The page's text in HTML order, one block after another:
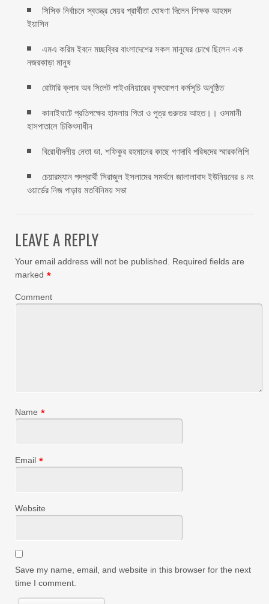
সিসিক নির্বাচনে স্বতন্ত্র মেয়র প্রার্থীতা ঘোষণা দিলেন শিক্ষক আহমদ
ইয়াসিন
এমএ করিম ইবনে মচ্ছব্বির বাংলাদেশের সকল মানুষের চোখে ছিলেন এক
নজরকাড়া মানুষ ‎
রোটারি ক্লাব অব সিলেট পাইওনিয়ারের বৃক্ষরোপণ কর্মসূচি অনুষ্ঠিত
কানাইঘাটে প্রতিপক্ষের হামলায় পিতা ও পুত্র গুরুতর আহত।। ওসমানী
হাসপাতালে চিকিৎসাধীন
বিরোধীদলীয় নেতা ডা. শফিকুর রহমানের কাছে গণদাবি পরিষদের স্মারকলিপি ‎
চেয়ারম্যান পদপ্রার্থী সিরাজুল ইসলামের সমর্থনে জালালাবাদ ইউনিয়নের ৪ নং
ওয়ার্ডের নিজ পাড়ায় মতবিনিময় সভা
LEAVE A REPLY
Your email address will not be published.
Required fields are
marked *
Comment
Name *
Email *
Website
Save my name, email, and website in this browser for the next
time I comment.